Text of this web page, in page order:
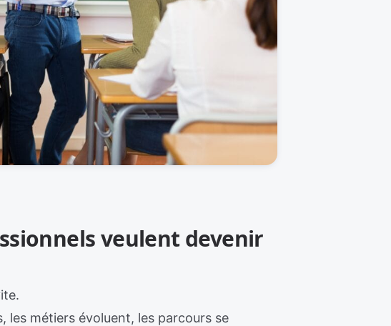
veulent devenir
les métiers évoluent, les parcours se